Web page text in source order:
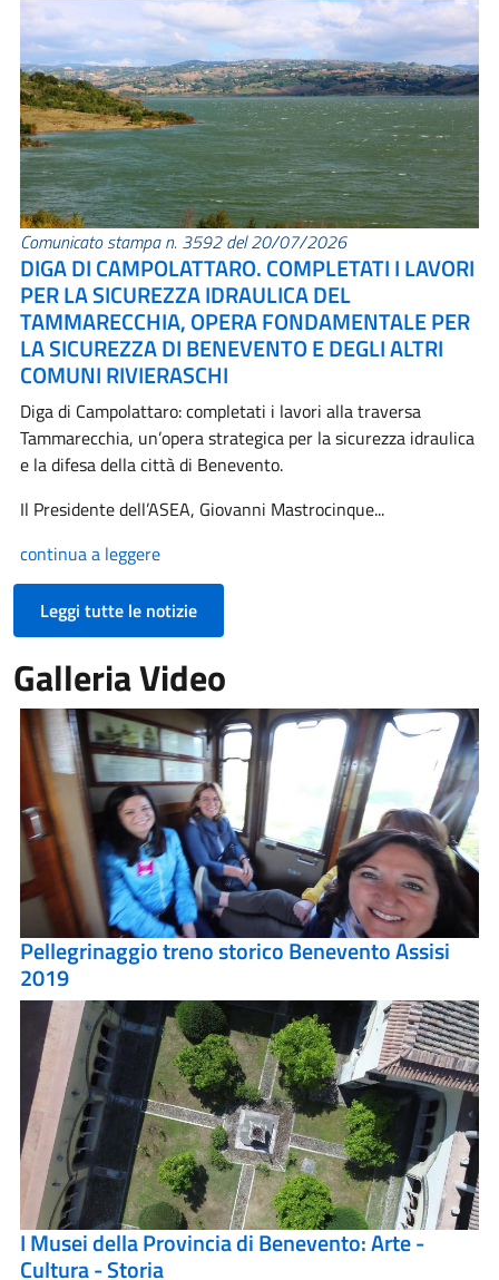
Comunicato stampa n. 3592 del 20/07/2026
DIGA DI CAMPOLATTARO. COMPLETATI I LAVORI
PER LA SICUREZZA IDRAULICA DEL
TAMMARECCHIA, OPERA FONDAMENTALE PER
LA SICUREZZA DI BENEVENTO E DEGLI ALTRI
COMUNI RIVIERASCHI
Diga di Campolattaro: completati i lavori alla traversa
Tammarecchia, un’opera strategica per la sicurezza idraulica
e la difesa della città di Benevento.
Il Presidente dell’ASEA, Giovanni Mastrocinque...
continua a leggere
Leggi tutte le notizie
Galleria Video
Pellegrinaggio treno storico Benevento Assisi
2019
I Musei della Provincia di Benevento: Arte -
Cultura - Storia